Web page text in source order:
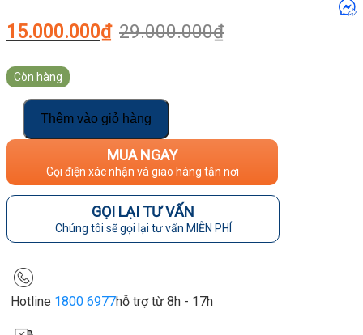
29.000.000₫
Giá
gốc
29.000.000₫.
15.000.000₫
Giá
hiện
là:
15.000.000₫.
Còn hàng
Thêm vào giỏ hàng
MUA NGAY
Gọi điện xác nhận và giao hàng tận nơi
GỌI LẠI TƯ VẤN
Chúng tôi sẽ gọi lại tư vấn MIỄN PHÍ
Hotline 1800 6977hỗ trợ từ 8h - 17h